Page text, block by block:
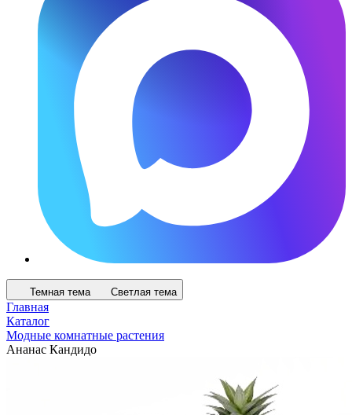
Темная тема Светлая тема
Главная
Каталог
Модные комнатные растения
Ананас Кандидо